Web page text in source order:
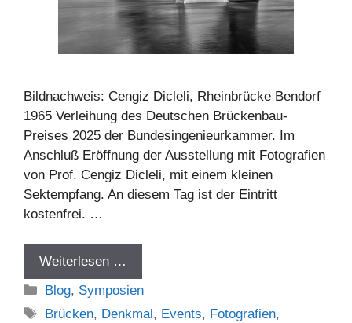
Bildnachweis: Cengiz Dicleli, Rheinbrücke Bendorf
1965 Verleihung des Deutschen Brückenbau-
Preises 2025 der Bundesingenieurkammer. Im
Anschluß Eröffnung der Ausstellung mit Fotografien
von Prof. Cengiz Dicleli, mit einem kleinen
Sektempfang. An diesem Tag ist der Eintritt
kostenfrei. …
Weiterlesen …
Kategorien
Blog, Symposien
Schlagwörter
Brücken, Denkmal , Events, Fotografien,